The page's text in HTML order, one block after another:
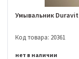
Умывальник Duravit
Код товара: 20361
нет в наличии